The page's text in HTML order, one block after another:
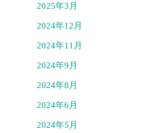
2025年3月
2024年12月
2024年11月
2024年9月
2024年8月
2024年6月
2024年5月